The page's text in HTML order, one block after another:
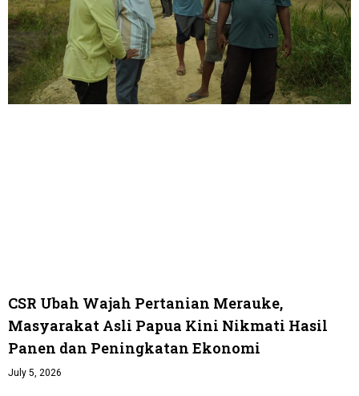
CSR Ubah Wajah Pertanian Merauke,
Masyarakat Asli Papua Kini Nikmati Hasil
Panen dan Peningkatan Ekonomi
July 5, 2026